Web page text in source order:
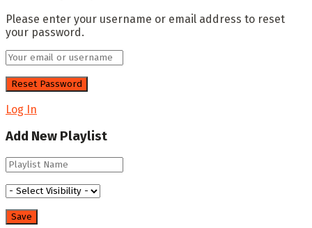
Please enter your username or email address to reset
your password.
Log In
Add New Playlist